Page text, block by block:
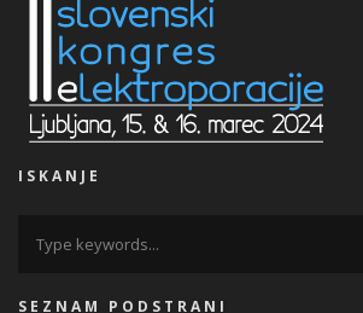
ISKANJE
SEZNAM PODSTRANI